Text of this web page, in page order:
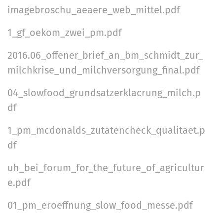
imagebroschu_aeaere_web_mittel.pdf
1_gf_oekom_zwei_pm.pdf
2016.06_offener_brief_an_bm_schmidt_zur_
milchkrise_und_milchversorgung_final.pdf
04_slowfood_grundsatzerklacrung_milch.p
df
1_pm_mcdonalds_zutatencheck_qualitaet.p
df
uh_bei_forum_for_the_future_of_agricultur
e.pdf
01_pm_eroeffnung_slow_food_messe.pdf